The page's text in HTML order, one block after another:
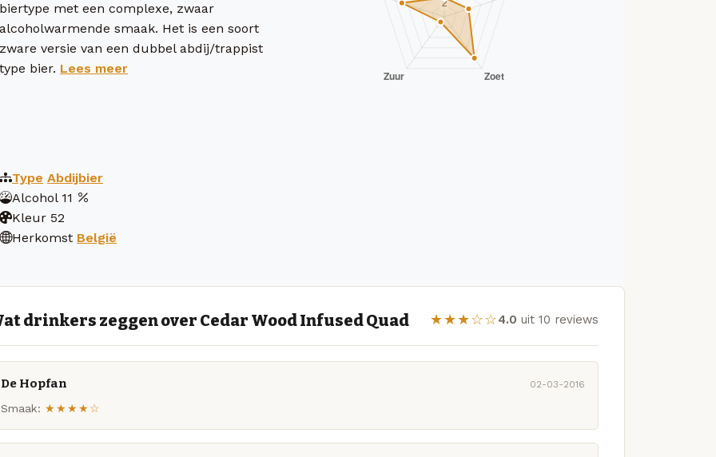
biertype met een complexe, zwaar
alcoholwarmende smaak. Het is een soort
zware versie van een dubbel abdij/trappist
type bier. Lees meer
Type Abdijbier
Alcohol 11
Kleur 52
Herkomst België
drinkers zeggen over Cedar Wood Infused Quad ★★★☆☆4.0 uit 10 reviews
De Hopfan 02-03-2016
Smaak: ★★★★☆